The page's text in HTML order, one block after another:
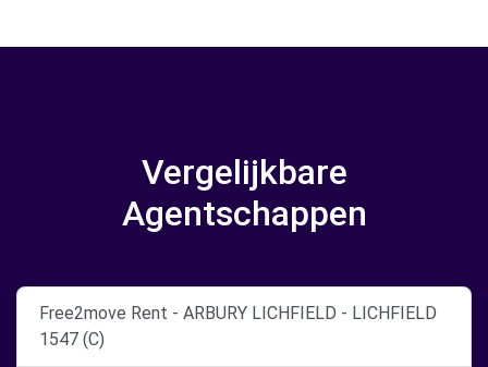
Vergelijkbare
Agentschappen
Free2move Rent - ARBURY LICHFIELD - LICHFIELD
1547 (C)